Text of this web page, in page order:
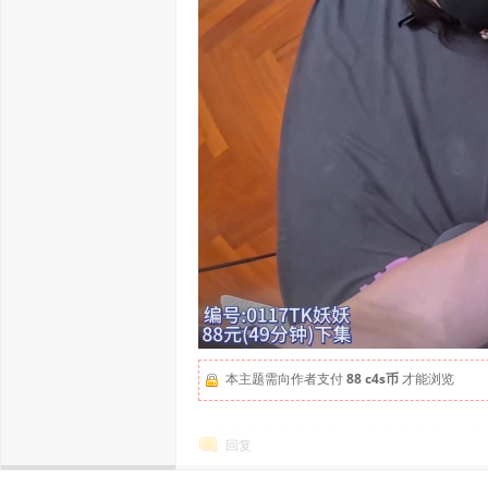
本主题需向作者支付88 c4s币才能浏览
回复